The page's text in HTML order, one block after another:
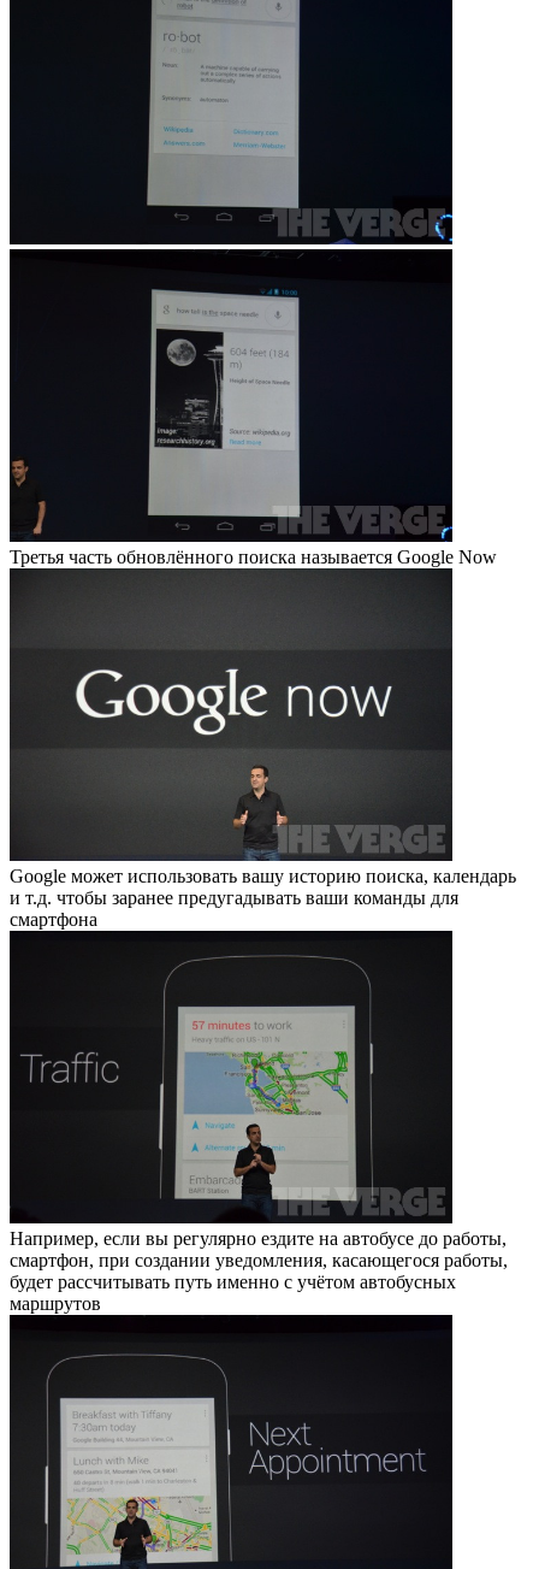
Третья часть обновлённого поиска называется Google Now
Google может использовать вашу историю поиска, календарь
и т.д. чтобы заранее предугадывать ваши команды для
смартфона
Например, если вы регулярно ездите на автобусе до работы,
смартфон, при создании уведомления, касающегося работы,
будет рассчитывать путь именно с учётом автобусных
маршрутов